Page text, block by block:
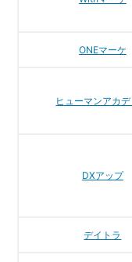
ONEマーケ
ヒューマンアカ
DXアップ
デイトラ